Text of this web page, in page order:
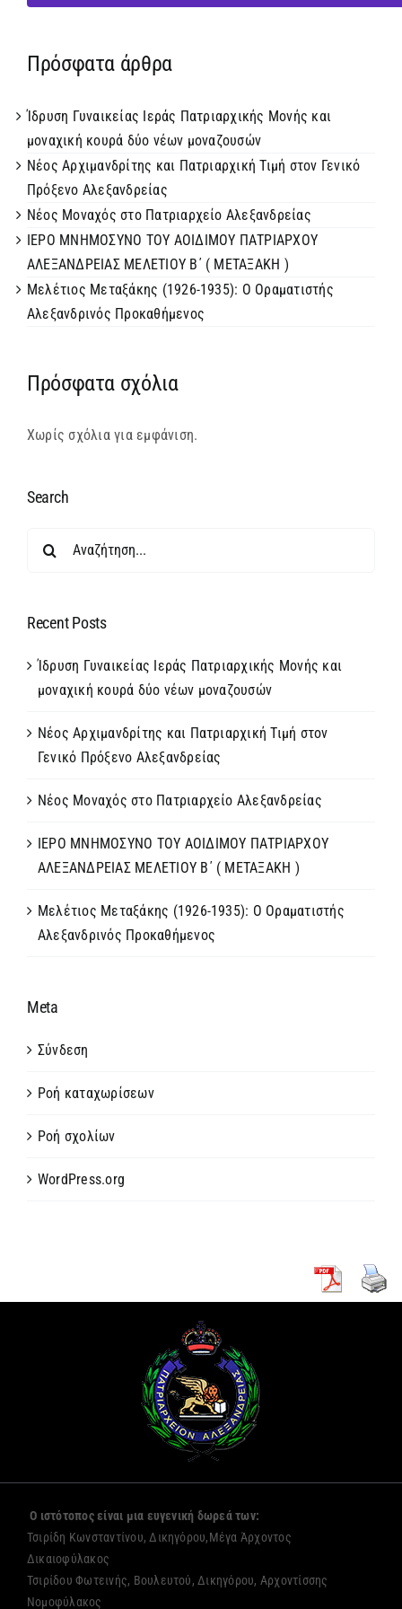
Πρόσφατα άρθρα
Ίδρυση Γυναικείας Ιεράς Πατριαρχικής Μονής και
μοναχική κουρά δύο νέων μοναζουσών
Νέος Αρχιμανδρίτης και Πατριαρχική Τιμή στον Γενικό
Πρόξενο Αλεξανδρείας
Νέος Μοναχός στο Πατριαρχείο Αλεξανδρείας
ΙΕΡΟ ΜΝΗΜΟΣΥΝΟ ΤΟΥ ΑΟΙΔΙΜΟΥ ΠΑΤΡΙΑΡΧΟΥ
ΑΛΕΞΑΝΔΡΕΙΑΣ ΜΕΛΕΤΙΟΥ Β΄ ( ΜΕΤΑΞΑΚΗ )
Μελέτιος Μεταξάκης (1926-1935): Ο Οραματιστής
Αλεξανδρινός Προκαθήμενος
Πρόσφατα σχόλια
Χωρίς σχόλια για εμφάνιση.
Search
Recent Posts
Ίδρυση Γυναικείας Ιεράς Πατριαρχικής Μονής και
μοναχική κουρά δύο νέων μοναζουσών
Νέος Αρχιμανδρίτης και Πατριαρχική Τιμή στον
Γενικό Πρόξενο Αλεξανδρείας
Νέος Μοναχός στο Πατριαρχείο Αλεξανδρείας
ΙΕΡΟ ΜΝΗΜΟΣΥΝΟ ΤΟΥ ΑΟΙΔΙΜΟΥ ΠΑΤΡΙΑΡΧΟΥ
ΑΛΕΞΑΝΔΡΕΙΑΣ ΜΕΛΕΤΙΟΥ Β΄ ( ΜΕΤΑΞΑΚΗ )
Μελέτιος Μεταξάκης (1926-1935): Ο Οραματιστής
Αλεξανδρινός Προκαθήμενος
Meta
Σύνδεση
Ροή καταχωρίσεων
Ροή σχολίων
WordPress.org
Ο ιστότοπος είναι μια ευγενική δωρεά των:
Τσιρίδη Κωνσταντίνου, Δικηγόρου,Μέγα Άρχοντος
Δικαιοφύλακος
Τσιρίδου Φωτεινής, Βουλευτού, Δικηγόρου, Αρχοντίσσης
Νομοφύλακος